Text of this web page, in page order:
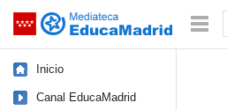
Saltar navegación
Inicio
Canal EducaMadrid